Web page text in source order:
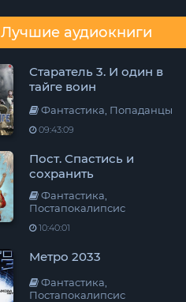
Лучшие аудиокниги
Старатель 3. И один в
тайге воин
Фантастика, Попаданцы
09:43:09
Пост. Спастись и
сохранить
Фантастика,
Постапокалипсис
10:40:01
Метро 2033
Фантастика,
Постапокалипсис